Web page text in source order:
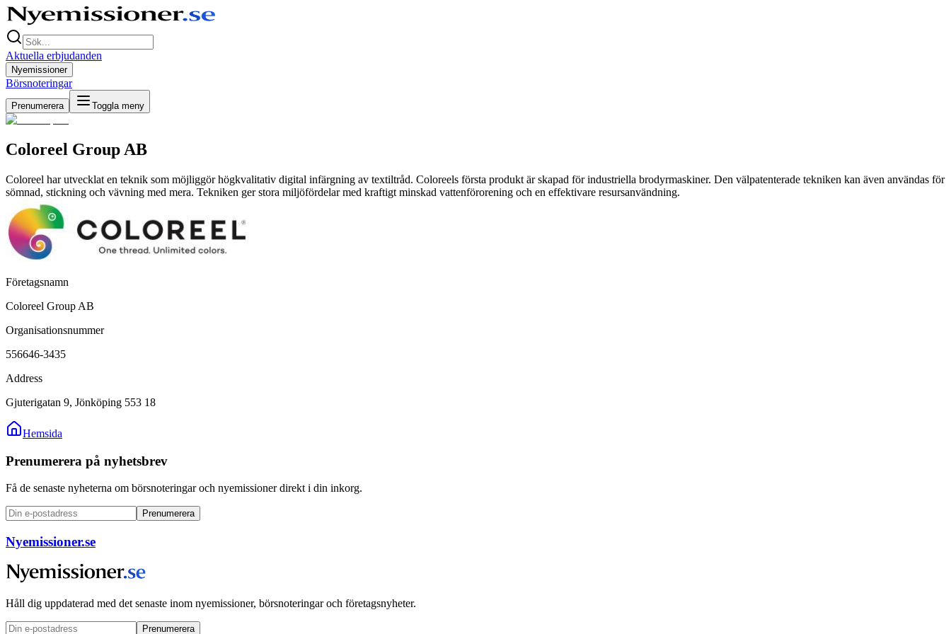
Aktuella erbjudanden
Nyemissioner
Börsnoteringar
Prenumerera Toggla meny
Coloreel Group AB
Coloreel har utvecklat en teknik som möjliggör högkvalitativ digital infärgning av textiltråd. Coloreels första produkt är skapad för industriella brodyrmaskiner. Den välpatenterade tekniken kan även användas för
sömnad, stickning och vävning med mera. Tekniken ger stora miljöfördelar med kraftigt minskad vattenförorening och en effektivare resursanvändning.
Företagsnamn
Coloreel Group AB
Organisationsnummer
556646-3435
Address
Gjuterigatan 9, Jönköping 553 18
Hemsida
Prenumerera på nyhetsbrev
Få de senaste nyheterna om börsnoteringar och nyemissioner direkt i din inkorg.
Prenumerera
Nyemissioner.se
Håll dig uppdaterad med det senaste inom nyemissioner, börsnoteringar och företagsnyheter.
Prenumerera